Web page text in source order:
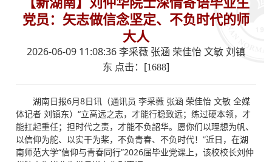
党员：矢志做信念坚定、不负时代的师
大人
2026-06-09 11:08:36 李采薇 张涵 荣佳怡 文敏 刘镇
东 点击：[1688]
湖南日报6月8日讯（通讯员 李采薇 张涵 荣佳怡 文敏 全媒
体记者 刘镇东）“立高远之志，才能行稳致远；练过硬本领，才
能扛起重任；担时代之责，才能不负韶华。愿你们以理想为帆、
以信仰为舵、以实干为桨，不负青春、不负时代！”近日，在湖
南师范大学“信仰与青春同行”2026届毕业党课上，该校校长刘仲